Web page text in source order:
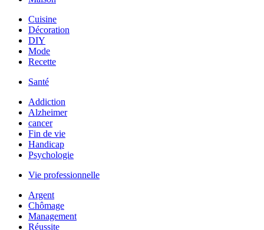
Cuisine
Décoration
DIY
Mode
Recette
Santé
Addiction
Alzheimer
cancer
Fin de vie
Handicap
Psychologie
Vie professionnelle
Argent
Chômage
Management
Réussite